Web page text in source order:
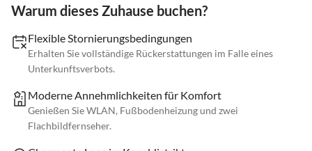
Warum dieses Zuhause buchen?
Flexible Stornierungsbedingungen
Erhalten Sie vollständige Rückerstattungen im Falle eines
Unterkunftsverbots.
Moderne Annehmlichkeiten für Komfort
Genießen Sie WLAN, Fußbodenheizung und zwei
Flachbildfernseher.